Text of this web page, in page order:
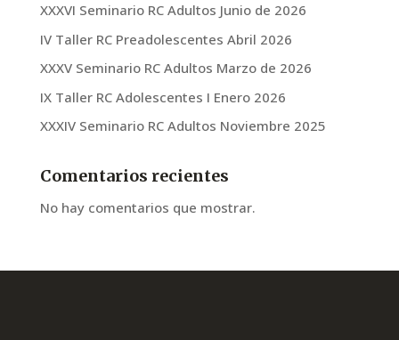
XXXVI Seminario RC Adultos Junio de 2026
IV Taller RC Preadolescentes Abril 2026
XXXV Seminario RC Adultos Marzo de 2026
IX Taller RC Adolescentes I Enero 2026
XXXIV Seminario RC Adultos Noviembre 2025
Comentarios recientes
No hay comentarios que mostrar.